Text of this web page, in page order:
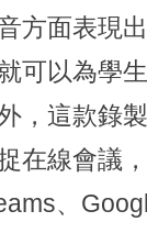
方面表現
可以為學
，這款錄
在線會議，
、